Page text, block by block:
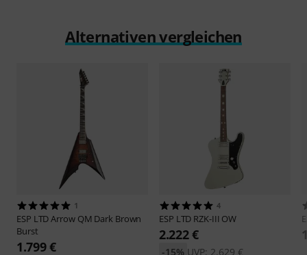
Alternativen vergleichen
1
ESP LTD Arrow QM Dark Brown
Burst
1.799 €
4
ESP LTD RZK-III OW
2.222 €
UVP: 2.629 €
-15%